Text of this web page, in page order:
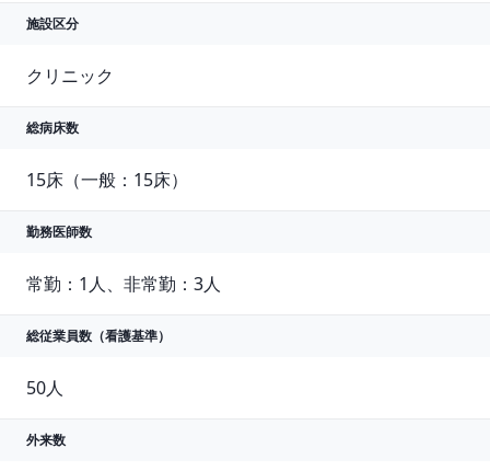
施設区分
クリニック
総病床数
15床（一般：15床）
勤務医師数
常勤：1人、非常勤：3人
総従業員数 （看護基準）
外来数